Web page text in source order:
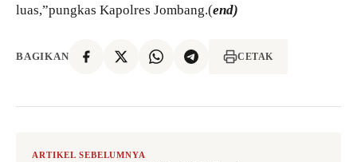
luas,”pungkas Kapolres Jombang.(end)
BAGIKAN CETAK
ARTIKEL SEBELUMNYA